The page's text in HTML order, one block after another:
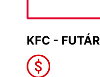
KFC - FUTÁR